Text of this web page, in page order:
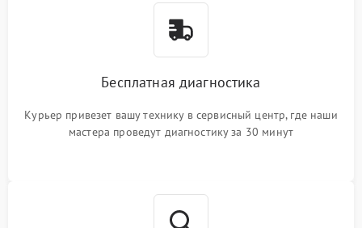
Бесплатная диагностика
Курьер привезет вашу технику в сервисный центр, где наши
мастера проведут диагностику за 30 минут